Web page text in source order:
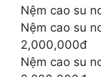
Nệm cao su
Nệm cao su
2,000,000đ
Nệm cao su